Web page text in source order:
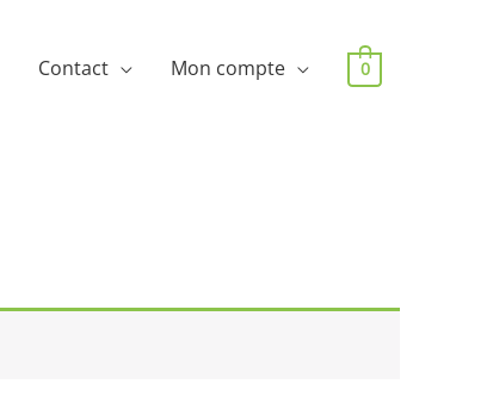
Contact Mon compte 0